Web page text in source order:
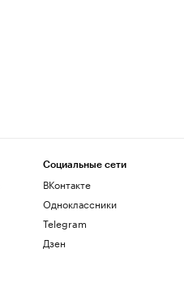
Социальные сети
ВКонтакте
Одноклассники
Telegram
Дзен